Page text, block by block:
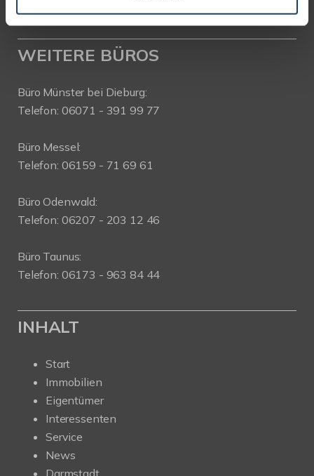
WEITERE BÜROS
Büro Münster bei Dieburg:
Telefon: 06071 - 391 99 77
Büro Messel:
Telefon: 06159 - 71 69 61
Büro Odenwald:
Telefon: 06207 - 203 12 46
Büro Taunus:
Telefon: 06173 - 963 84 44
INHALT
Start
Immobilien
Eigentümer
Interessenten
Service
News